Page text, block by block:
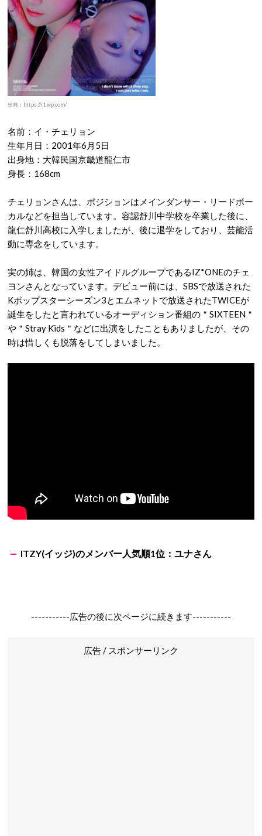
出典：https://i1.wp.com/
名前：イ・チェリョン
生年月日：2001年6月5日
出身地：大韓民国京畿道龍仁市
身長：168cm
チェリョンさんは、ポジションはメインダンサー・リードボー
カルなどを担当しています。容認舒川中学校を卒業した後に、
龍仁舒川高校に入学しましたが、後に退学をしており、芸能活
動に専念をしています。
実の姉は、韓国の女性アイドルグループであるIZ*ONEのチェ
ヨンさんとなっています。デビュー前には、SBSで放送された
Kポップスターシーズン3とエムネットで放送されたTWICEが
誕生をしたと言われているオーディション番組の＂SIXTEEN＂
や＂Stray Kids＂などに出演をしたこともありましたが、その
時は惜しくも脱落をしてしまいました。
ITZY(イッジ)のメンバー人気順1位：ユナさん
-----------広告の後に次ページに続きます-----------
広告 / スポンサーリンク